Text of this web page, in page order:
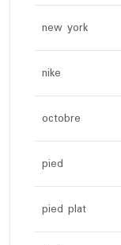
new york
nike
octobre
pied
pied plat